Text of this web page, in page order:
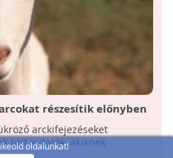
oldalunkat!
részesítik előnyben
arckifejezéseket
brit kutatók, akiknek